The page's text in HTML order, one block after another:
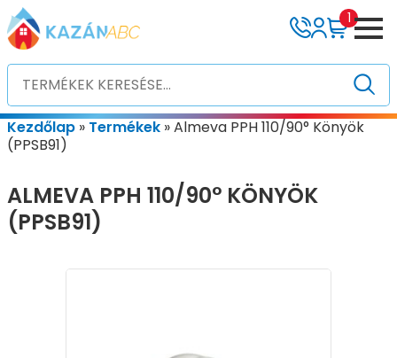
1
Kezdőlap » Termékek »Almeva PPH 110/90° Könyök
(PPSB91)
ALMEVA PPH 110/90° KÖNYÖK
(PPSB91)